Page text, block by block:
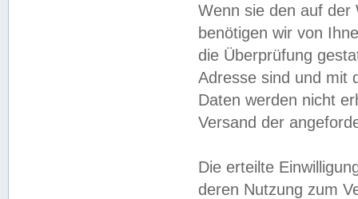
Wenn sie den auf der
benötigen wir von
die Überprüfung
Adresse sind und mit
Daten werden nicht
Versand der
Die erteilte
deren Nutzung zum